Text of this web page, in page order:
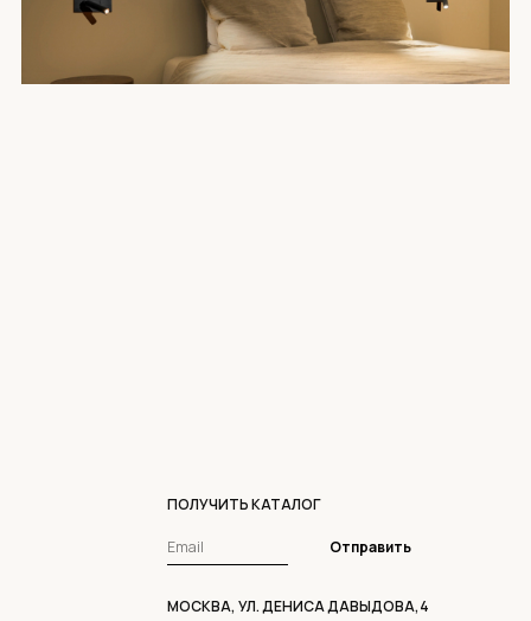
МОСКВА, УЛ. ДЕНИСА ДАВЫДОВА,4
ПОЛУЧИТЬ КАТАЛОГ
Отправить